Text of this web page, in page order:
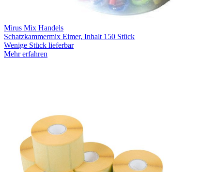
Mirus Mix Handels
Schatzkammermix Eimer, Inhalt 150 Stück
Wenige Stück lieferbar
Mehr erfahren